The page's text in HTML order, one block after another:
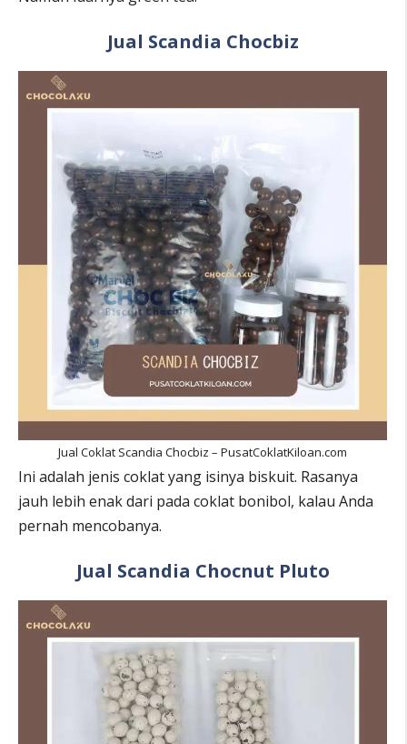
Jual Scandia Chocbiz
Jual Coklat Scandia Chocbiz – PusatCoklatKiloan.com
Ini adalah jenis coklat yang isinya biskuit. Rasanya
jauh lebih enak dari pada coklat bonibol, kalau Anda
pernah mencobanya.
Jual Scandia Chocnut Pluto